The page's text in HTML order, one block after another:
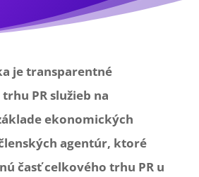
je transparentné
PR služieb na
ekonomických
agentúr, ktoré
časť celkového trhu PR u